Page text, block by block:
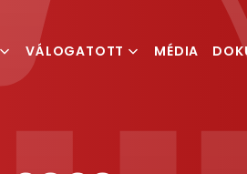
VÁLOGATOTT MÉDIA